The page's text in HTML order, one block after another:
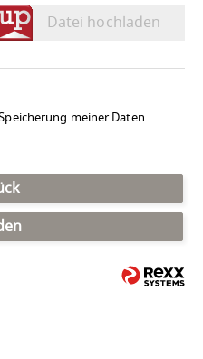
Datei hochladen
meiner Daten